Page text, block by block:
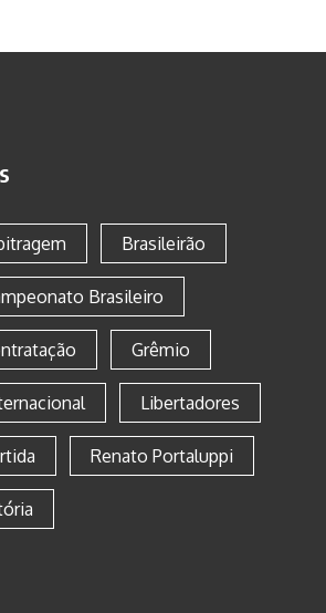
Brasileirão
Brasileiro
Grêmio
Libertadores
Renato Portaluppi